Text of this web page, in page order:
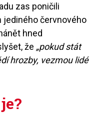
zas poničili
jediného červnového
hned
že „pokud stát
hrozby, vezmou lidé